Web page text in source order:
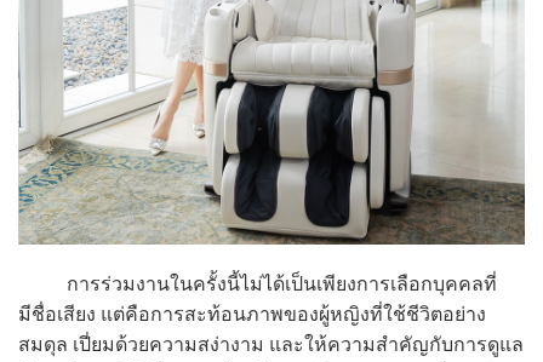
การร่วมงานในครั้งนี้ไม่ได้เป็นเพียงการเลือกบุคคลที่
มีชื่อเสียง แต่คือการสะท้อนภาพของผู้หญิงที่ใช้ชีวิตอย่าง
สมดุล เปี่ยมด้วยความสง่างาม และให้ความสำคัญกับการดูแล